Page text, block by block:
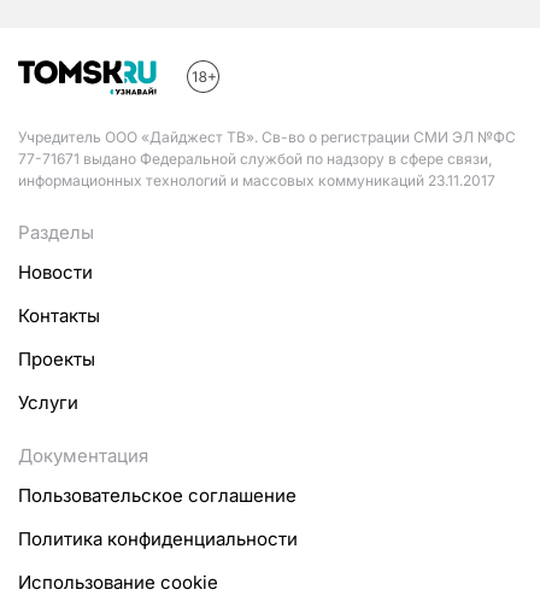
Учредитель ООО «Дайджест ТВ». Св-во о регистрации СМИ ЭЛ №ФС
77-71671 выдано Федеральной службой по надзору в сфере связи,
информационных технологий и массовых коммуникаций 23.11.2017
Разделы
Новости
Контакты
Проекты
Услуги
Документация
Пользовательское соглашение
Политика конфиденциальности
Использование cookie